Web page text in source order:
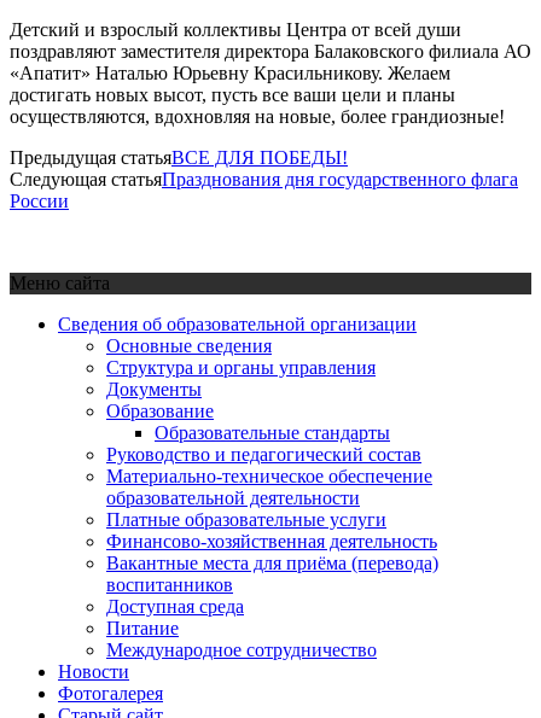
Детский и взрослый коллективы Центра от всей души
поздравляют заместителя директора Балаковского филиала АО
«Апатит» Наталью Юрьевну Красильникову. Желаем
достигать новых высот, пусть все ваши цели и планы
осуществляются, вдохновляя на новые, более грандиозные!
Предыдущая статьяВСЕ ДЛЯ ПОБЕДЫ!
Следующая статьяПразднования дня государственного флага
России
Меню сайта
Сведения об образовательной организации
Основные сведения
Структура и органы управления
Документы
Образование
Образовательные стандарты
Руководство и педагогический состав
Материально-техническое обеспечение
образовательной деятельности
Платные образовательные услуги
Финансово-хозяйственная деятельность
Вакантные места для приёма (перевода)
воспитанников
Доступная среда
Питание
Международное сотрудничество
Новости
Фотогалерея